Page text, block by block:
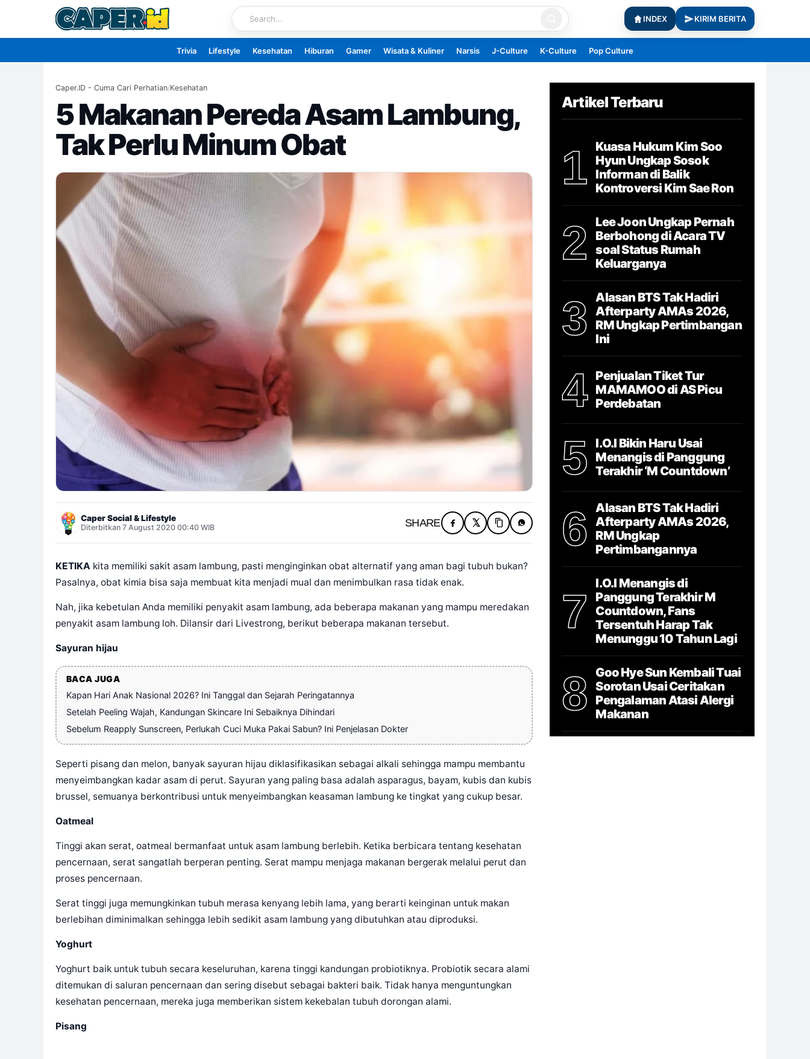
content
INDEX KIRIM BERITA
Trivia Lifestyle Kesehatan Hiburan Gamer Wisata & Kuliner Narsis J-Culture K-Culture Pop Culture
Caper.ID - Cuma Cari Perhatian/Kesehatan
5 Makanan Pereda Asam Lambung,
Tak Perlu Minum Obat
Caper Social & Lifestyle
Diterbitkan 7 August 2020 00:40 WIB SHARE
KETIKA kita memiliki sakit asam lambung, pasti menginginkan obat alternatif yang aman bagi tubuh bukan?
Pasalnya, obat kimia bisa saja membuat kita menjadi mual dan menimbulkan rasa tidak enak.
Nah, jika kebetulan Anda memiliki penyakit asam lambung, ada beberapa makanan yang mampu meredakan
penyakit asam lambung loh. Dilansir dari Livestrong, berikut beberapa makanan tersebut.
Sayuran hijau
BACA JUGA
Kapan Hari Anak Nasional 2026? Ini Tanggal dan Sejarah Peringatannya
Setelah Peeling Wajah, Kandungan Skincare Ini Sebaiknya Dihindari
Sebelum Reapply Sunscreen, Perlukah Cuci Muka Pakai Sabun? Ini Penjelasan Dokter
Seperti pisang dan melon, banyak sayuran hijau diklasifikasikan sebagai alkali sehingga mampu membantu
menyeimbangkan kadar asam di perut. Sayuran yang paling basa adalah asparagus, bayam, kubis dan kubis
brussel, semuanya berkontribusi untuk menyeimbangkan keasaman lambung ke tingkat yang cukup besar.
Oatmeal
Tinggi akan serat, oatmeal bermanfaat untuk asam lambung berlebih. Ketika berbicara tentang kesehatan
pencernaan, serat sangatlah berperan penting. Serat mampu menjaga makanan bergerak melalui perut dan
proses pencernaan.
Serat tinggi juga memungkinkan tubuh merasa kenyang lebih lama, yang berarti keinginan untuk makan
berlebihan diminimalkan sehingga lebih sedikit asam lambung yang dibutuhkan atau diproduksi.
Yoghurt
Yoghurt baik untuk tubuh secara keseluruhan, karena tinggi kandungan probiotiknya. Probiotik secara alami
ditemukan di saluran pencernaan dan sering disebut sebagai bakteri baik. Tidak hanya menguntungkan
kesehatan pencernaan, mereka juga memberikan sistem kekebalan tubuh dorongan alami.
Pisang
Artikel Terbaru
1
Kuasa Hukum Kim Soo
Hyun Ungkap Sosok
Informan di Balik
Kontroversi Kim Sae Ron
2
Lee Joon Ungkap Pernah
Berbohong di Acara TV
soal Status Rumah
Keluarganya
3
Alasan BTS Tak Hadiri
Afterparty AMAs 2026,
RM Ungkap Pertimbangan
Ini
4
Penjualan Tiket Tur
MAMAMOO di AS Picu
Perdebatan
5
I.O.I Bikin Haru Usai
Menangis di Panggung
Terakhir ‘M Countdown’
6
Alasan BTS Tak Hadiri
Afterparty AMAs 2026,
RM Ungkap
Pertimbangannya
7
I.O.I Menangis di
Panggung Terakhir M
Countdown, Fans
Tersentuh Harap Tak
Menunggu 10 Tahun Lagi
8
Goo Hye Sun Kembali Tuai
Sorotan Usai Ceritakan
Pengalaman Atasi Alergi
Makanan